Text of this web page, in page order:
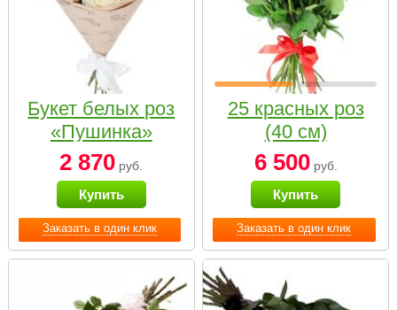
Заказать в один клик
Букет белых роз
«Пушинка»
2 870 руб.
Купить
Заказать в один клик
25 красных роз
(40 см)
6 500руб.
Купить